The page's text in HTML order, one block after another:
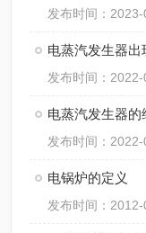
发布时间：
电蒸汽发生器
发布时间：
电蒸汽发生器
发布时间：
电锅炉的定义
发布时间：2012-